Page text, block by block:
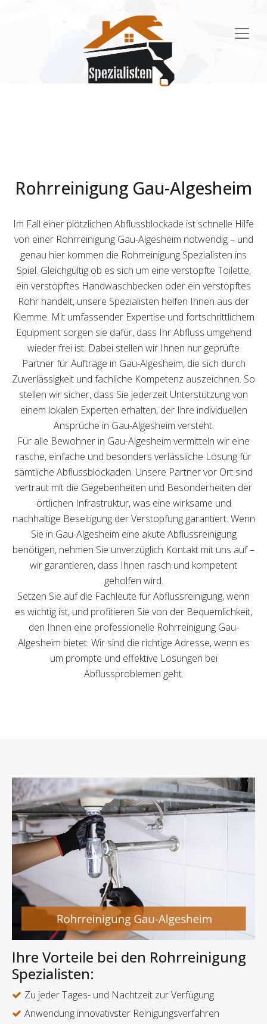
Rohrreinigung Gau-Algesheim
Im Fall einer plötzlichen Abflussblockade ist schnelle Hilfe
von einer Rohrreinigung Gau-Algesheim notwendig – und
genau hier kommen die Rohrreinigung Spezialisten ins
Spiel. Gleichgültig ob es sich um eine verstopfte Toilette,
ein verstopftes Handwaschbecken oder ein verstopftes
Rohr handelt, unsere Spezialisten helfen Ihnen aus der
Klemme. Mit umfassender Expertise und fortschrittlichem
Equipment sorgen sie dafür, dass Ihr Abfluss umgehend
wieder frei ist. Dabei stellen wir Ihnen nur geprüfte
Partner für Aufträge in Gau-Algesheim, die sich durch
Zuverlässigkeit und fachliche Kompetenz auszeichnen. So
stellen wir sicher, dass Sie jederzeit Unterstützung von
einem lokalen Experten erhalten, der Ihre individuellen
Ansprüche in Gau-Algesheim versteht.
Für alle Bewohner in Gau-Algesheim vermitteln wir eine
rasche, einfache und besonders verlässliche Lösung für
sämtliche Abflussblockaden. Unsere Partner vor Ort sind
vertraut mit die Gegebenheiten und Besonderheiten der
örtlichen Infrastruktur, was eine wirksame und
nachhaltige Beseitigung der Verstopfung garantiert. Wenn
Sie in Gau-Algesheim eine akute Abflussreinigung
benötigen, nehmen Sie unverzüglich Kontakt mit uns auf –
wir garantieren, dass Ihnen rasch und kompetent
geholfen wird.
Setzen Sie auf die Fachleute für Abflussreinigung, wenn
es wichtig ist, und profitieren Sie von der Bequemlichkeit,
den Ihnen eine professionelle Rohrreinigung Gau-
Algesheim bietet. Wir sind die richtige Adresse, wenn es
um prompte und effektive Lösungen bei
Abflussproblemen geht.
Ihre Vorteile bei den Rohrreinigung
Spezialisten:
Zu jeder Tages- und Nachtzeit zur Verfügung
Anwendung innovativster Reinigungsverfahren